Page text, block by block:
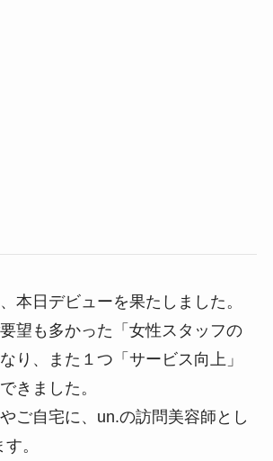
本日デビューを果たしました。
望も多かった「女性スタッフの
り、また１つ「サービス向上」
きました。
ご自宅に、un.の訪問美容師とし
。